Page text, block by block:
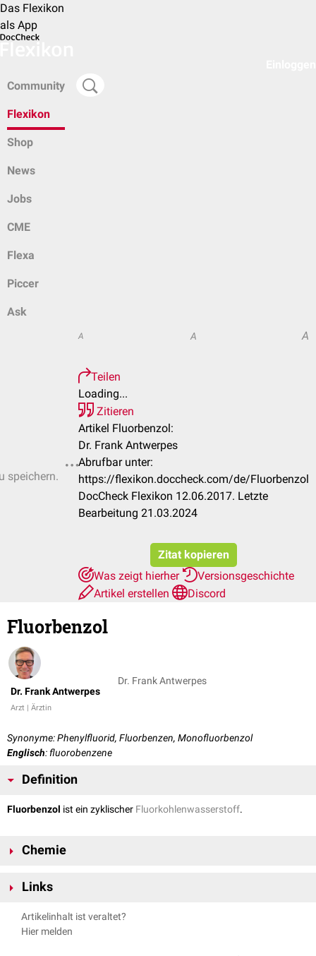
Das Flexikon
als App
Community
Flexikon
Shop
News
Jobs
CME
Flexa
Piccer
Ask
speichern.
A A A
Teilen
Loading...
Zitieren
Artikel Fluorbenzol:
Dr. Frank Antwerpes
Abrufbar unter:
https://flexikon.doccheck.com/de/Fluorbenzol
DocCheck Flexikon 12.06.2017. Letzte
Bearbeitung 21.03.2024
Zitat kopieren
Was zeigt hierher
Versionsgeschichte
Artikel erstellen
Discord
Fluorbenzol
Dr. Frank Antwerpes
Arzt | Ärztin
Dr. Frank Antwerpes
Synonyme: Phenylfluorid, Fluorbenzen, Monofluorbenzol
Englisch: fluorobenzene
Definition
Fluorbenzol ist ein zyklischer Fluorkohlenwasserstoff.
Chemie
benzolartigem
Schmelzpunktbei -42 °C. Die Verbindung hat die
und eine molareMasse
Links
PubChem
10008
68005464
Artikelinhalt ist veraltet?
Hier melden